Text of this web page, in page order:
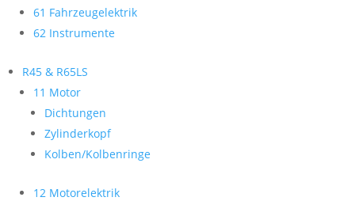
61 Fahrzeugelektrik
62 Instrumente
R45 & R65LS
11 Motor
Dichtungen
Zylinderkopf
Kolben/Kolbenringe
12 Motorelektrik